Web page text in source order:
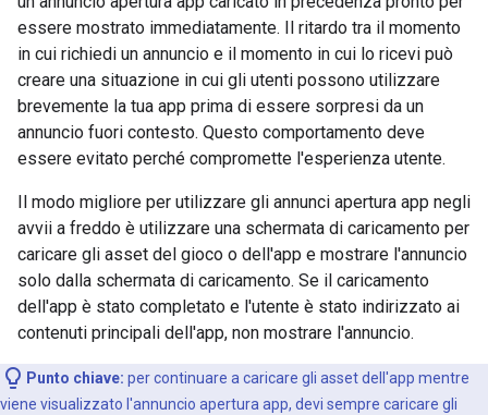
essere mostrato immediatamente. Il ritardo tra il momento
in cui richiedi un annuncio e il momento in cui lo ricevi può
creare una situazione in cui gli utenti possono utilizzare
brevemente la tua app prima di essere sorpresi da un
annuncio fuori contesto. Questo comportamento deve
essere evitato perché compromette l'esperienza utente.
Il modo migliore per utilizzare gli annunci apertura app negli
avvii a freddo è utilizzare una schermata di caricamento per
caricare gli asset del gioco o dell'app e mostrare l'annuncio
solo dalla schermata di caricamento. Se il caricamento
dell'app è stato completato e l'utente è stato indirizzato ai
contenuti principali dell'app, non mostrare l'annuncio.
Punto chiave: per continuare a caricare gli asset dell'app mentre
viene visualizzato l'annuncio apertura app, devi sempre caricare gli